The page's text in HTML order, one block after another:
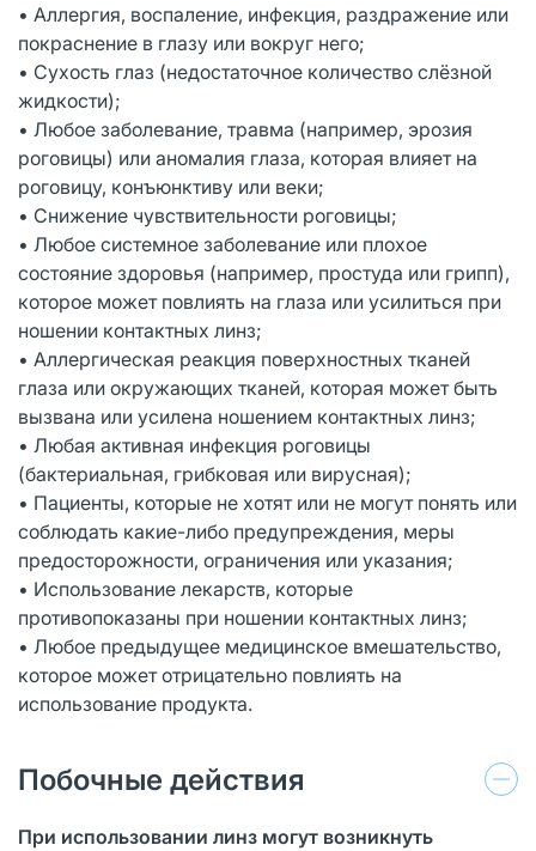
• Аллергия, воспаление, инфекция, раздражение или
покраснение в глазу или вокруг него;
• Сухость глаз (недостаточное количество слёзной
жидкости);
• Любое заболевание, травма (например, эрозия
роговицы) или аномалия глаза, которая влияет на
роговицу, конъюнктиву или веки;
• Снижение чувствительности роговицы;
• Любое системное заболевание или плохое
состояние здоровья (например, простуда или грипп),
которое может повлиять на глаза или усилиться при
ношении контактных линз;
• Аллергическая реакция поверхностных тканей
глаза или окружающих тканей, которая может быть
вызвана или усилена ношением контактных линз;
• Любая активная инфекция роговицы
(бактериальная, грибковая или вирусная);
• Пациенты, которые не хотят или не могут понять или
соблюдать какие-либо предупреждения, меры
предосторожности, ограничения или указания;
• Использование лекарств, которые
противопоказаны при ношении контактных линз;
• Любое предыдущее медицинское вмешательство,
которое может отрицательно повлиять на
использование продукта.
Побочные действия
При использовании линз могут возникнуть